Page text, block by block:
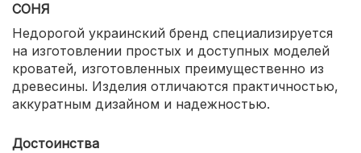
СОНЯ
Недорогой украинский бренд специализируется
на изготовлении простых и доступных моделей
кроватей, изготовленных преимущественно из
древесины. Изделия отличаются практичностью,
аккуратным дизайном и надежностью.
Достоинства